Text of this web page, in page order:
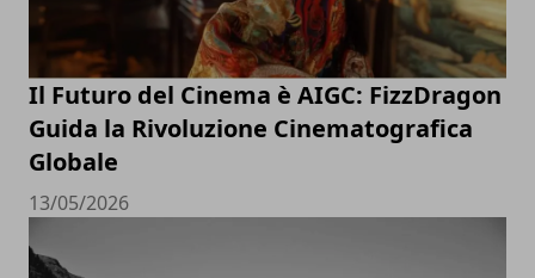
Il Futuro del Cinema è AIGC: FizzDragon
Guida la Rivoluzione Cinematografica
Globale
13/05/2026